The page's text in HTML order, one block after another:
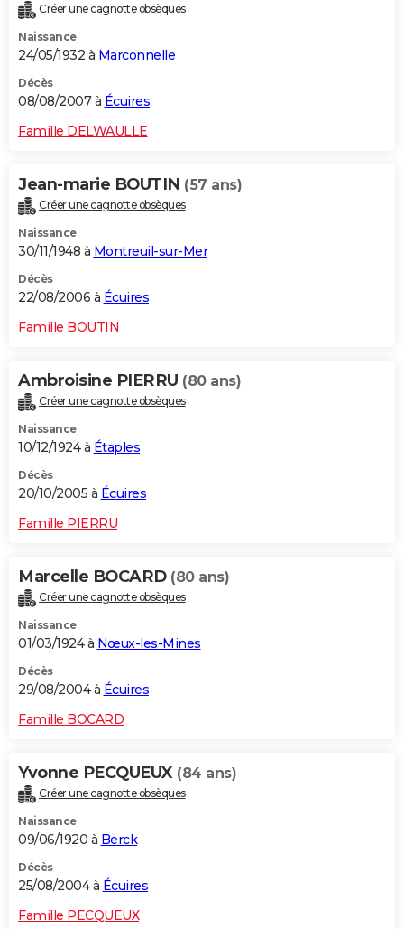
Créer une cagnotte obsèques
Naissance
24/05/1932 à Marconnelle
Décès
08/08/2007 à Écuires
Famille DELWAULLE
Jean-marie BOUTIN (57 ans)
Créer une cagnotte obsèques
Naissance
30/11/1948 à Montreuil-sur-Mer
Décès
22/08/2006 à Écuires
Famille BOUTIN
Ambroisine PIERRU (80 ans)
Créer une cagnotte obsèques
Naissance
10/12/1924 à Étaples
Décès
20/10/2005 à Écuires
Famille PIERRU
Marcelle BOCARD (80 ans)
Créer une cagnotte obsèques
Naissance
01/03/1924 à Nœux-les-Mines
Décès
29/08/2004 à Écuires
Famille BOCARD
Yvonne PECQUEUX (84 ans)
Créer une cagnotte obsèques
Naissance
09/06/1920 à Berck
Décès
25/08/2004 à Écuires
Famille PECQUEUX